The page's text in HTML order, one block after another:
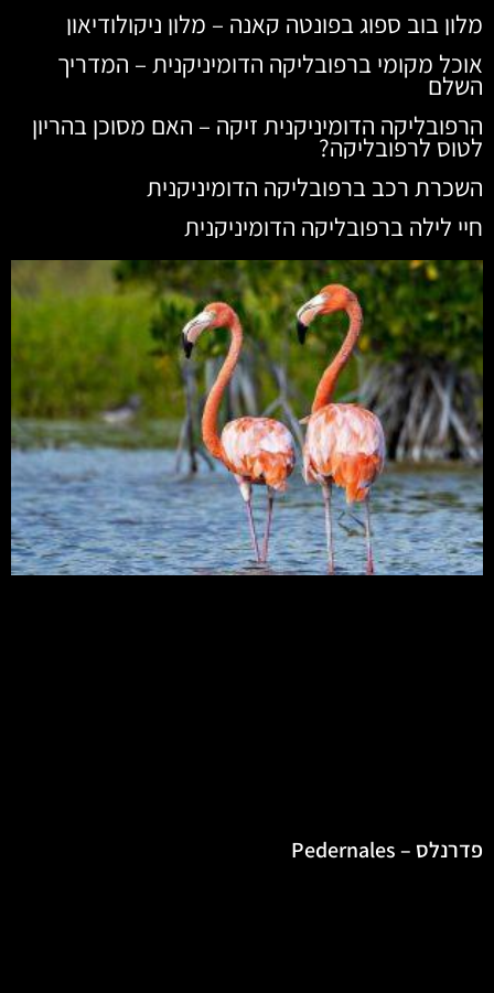
מלון בוב ספוג בפונטה קאנה – מלון ניקולודיאון
אוכל מקומי ברפובליקה הדומיניקנית – המדריך
השלם
הרפובליקה הדומיניקנית זיקה – האם מסוכן בהריון
לטוס לרפובליקה?
השכרת רכב ברפובליקה הדומיניקנית
חיי לילה ברפובליקה הדומיניקנית
פדרנלס – Pedernales